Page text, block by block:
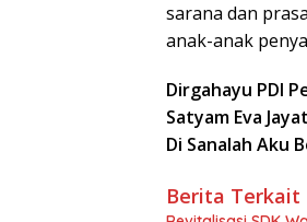
sarana dan
anak-anak
Dirgahayu PDI
Satyam Eva
Di Sanalah Aku
Berita Terkait